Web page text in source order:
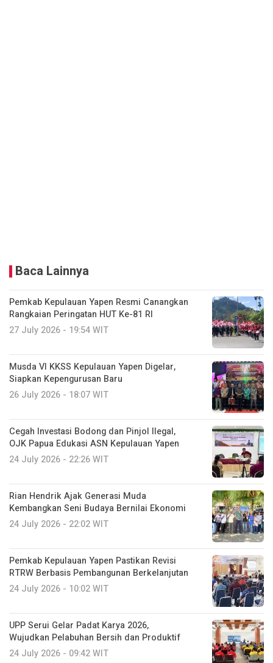
Baca Lainnya
Pemkab Kepulauan Yapen Resmi Canangkan
Rangkaian Peringatan HUT Ke-81 RI
27 July 2026 - 19:54 WIT
Musda VI KKSS Kepulauan Yapen Digelar,
Siapkan Kepengurusan Baru
26 July 2026 - 18:07 WIT
Cegah Investasi Bodong dan Pinjol Ilegal,
OJK Papua Edukasi ASN Kepulauan Yapen
24 July 2026 - 22:26 WIT
Rian Hendrik Ajak Generasi Muda
Kembangkan Seni Budaya Bernilai Ekonomi
24 July 2026 - 22:02 WIT
Pemkab Kepulauan Yapen Pastikan Revisi
RTRW Berbasis Pembangunan Berkelanjutan
24 July 2026 - 10:02 WIT
UPP Serui Gelar Padat Karya 2026,
Wujudkan Pelabuhan Bersih dan Produktif
24 July 2026 - 09:42 WIT